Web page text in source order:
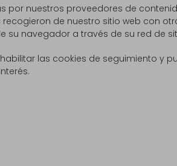
por nuestros proveedores de
de nuestro sitio web con
su navegador a través de su red de
las cookies de seguimiento y